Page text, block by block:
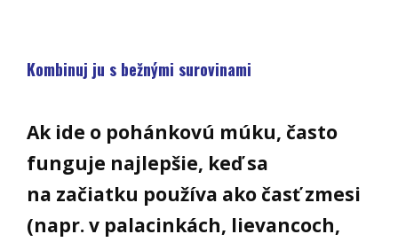
Kombinuj ju s bežnými surovinami
Ak ide o pohánkovú múku, často
funguje najlepšie, keď sa
na začiatku používa ako časť zmesi
(napr. v palacinkách, lievancoch,